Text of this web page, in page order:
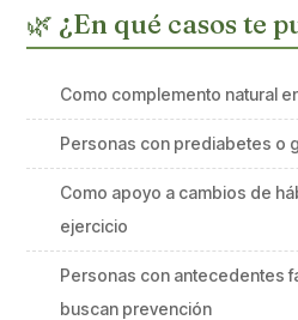
🌿 ¿En qué casos te
Como complemento natural
Personas con prediabetes o
Como apoyo a cambios de
ejercicio
Personas con antecedentes
buscan prevención